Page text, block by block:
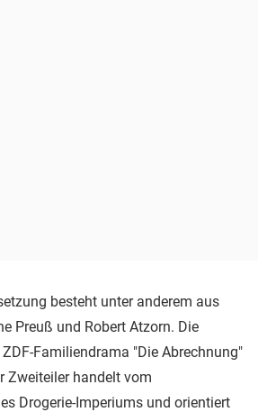
besteht unter anderem aus
Preuß und Robert Atzorn. Die
Familiendrama "Die Abrechnung"
Zweiteiler handelt vom
Drogerie-Imperiums und orientiert